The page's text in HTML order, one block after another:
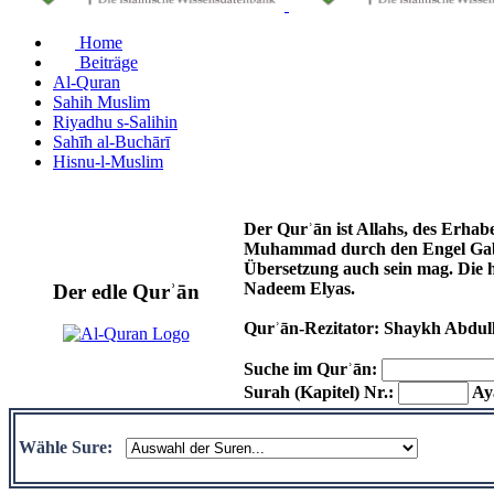
Home
Beiträge
Al-Quran
Sahih Muslim
Riyadhu s-Salihin
Sahīh al-Buchārī
Hisnu-l-Muslim
Der edle Qurʾān
Der Qurʾān ist Allahs, des
Muhammad durch den Engel
Übersetzung auch sein mag.
Nadeem Elyas.
Qurʾān-Rezitator: Shaykh
Suche im Qurʾān:
Surah (Kapitel) Nr.:
Wähle Sure: